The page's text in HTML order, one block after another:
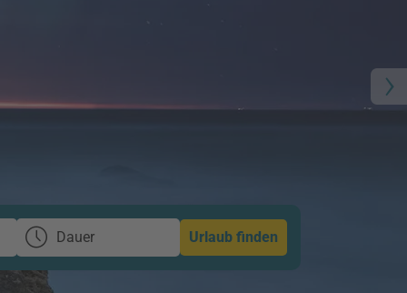
Dauer Urlaub finden